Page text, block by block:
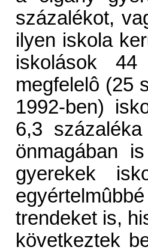
százalékot,
ilyen iskola
iskolások
megfelelô (25
1992-ben)
6,3
önmagában
gyerekek
trendeket is,
következtek